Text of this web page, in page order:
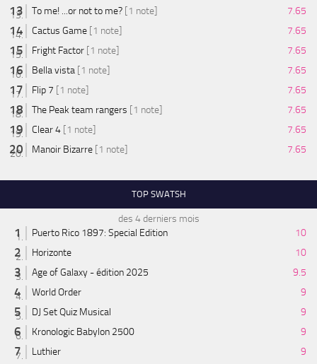
To me! ...or not to me? [1 note]
7.65
Cactus Game [1 note]
7.65
Fright Factor [1 note]
7.65
Bella vista [1 note]
7.65
Flip 7 [1 note]
7.65
The Peak team rangers [1 note]
7.65
Clear 4 [1 note]
7.65
Manoir Bizarre [1 note] 7.65
TOP SWATSH
des 4 derniers mois
Puerto Rico 1897: Special Edition
10
Horizonte
10
Age of Galaxy - édition 2025
9.5
World Order
9
DJ Set Quiz Musical
9
Kronologic Babylon 2500
9
Luthier
9